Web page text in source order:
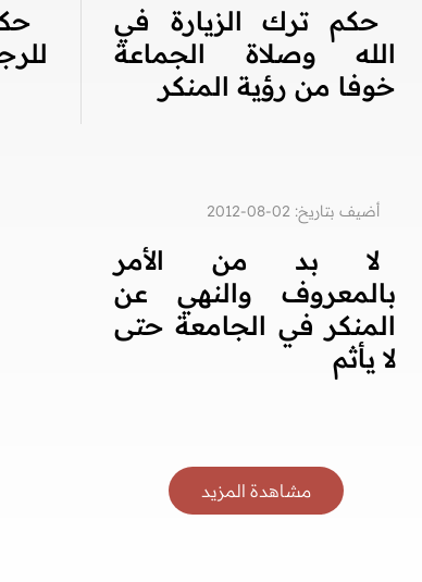
حكم ترك الزيارة في
الله وصلاة الجماعة
خوفا من رؤية المنكر
أضيف بتاريخ: 02-08-2012
لا بد من الأمر
بالمعروف والنهي عن
المنكر في الجامعة حتى
لا يأثم
مشاهدة المزيد